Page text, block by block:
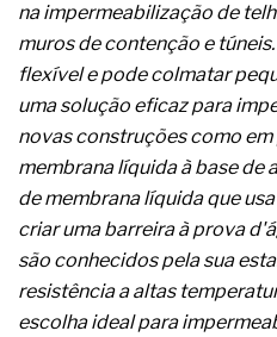
complexa ficou
na impermeabilização de
muros de contenção e
flexível e pode colmatar
uma solução eficaz para
novas construções como
membrana líquida à base de
de membrana líquida que
criar uma barreira à prova
são conhecidos pela sua
resistência a altas
escolha ideal para